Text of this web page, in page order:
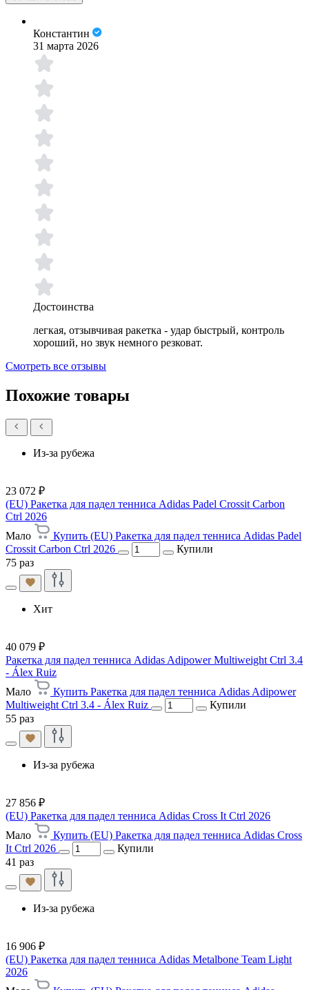
Константин
31 марта 2026
Достоинства
легкая, отзывчивая ракетка - удар быстрый, контроль
хороший, но звук немного резковат.
Смотреть все отзывы
Похожие товары
Из-за рубежа
23 072 ₽
(EU) Ракетка для падел тенниса Adidas Padel Crossit Carbon
Ctrl 2026
Мало
Купить (EU) Ракетка для падел тенниса Adidas Padel
Crossit Carbon Ctrl 2026
Купили
75 раз
Хит
40 079 ₽
Ракетка для падел тенниса Adidas Adipower Multiweight Ctrl 3.4
- Álex Ruiz
Мало
Купить Ракетка для падел тенниса Adidas Adipower
Multiweight Ctrl 3.4 - Álex Ruiz
Купили
55 раз
Из-за рубежа
27 856 ₽
(EU) Ракетка для падел тенниса Adidas Cross It Ctrl 2026
Мало
Купить (EU) Ракетка для падел тенниса Adidas Cross
It Ctrl 2026
Купили
41 раз
Из-за рубежа
16 906 ₽
(EU) Ракетка для падел тенниса Adidas Metalbone Team Light
2026